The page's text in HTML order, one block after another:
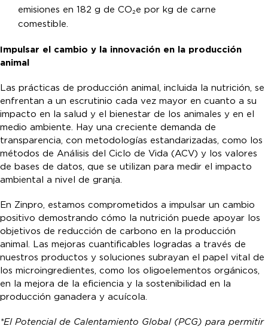
emisiones en 182 g de CO₂e por kg de carne
comestible.
Impulsar el cambio y la innovación en la producción
animal
Las prácticas de producción animal, incluida la nutrición, se
enfrentan a un escrutinio cada vez mayor en cuanto a su
impacto en la salud y el bienestar de los animales y en el
medio ambiente. Hay una creciente demanda de
transparencia, con metodologías estandarizadas, como los
métodos de Análisis del Ciclo de Vida (ACV) y los valores
de bases de datos, que se utilizan para medir el impacto
ambiental a nivel de granja.
En Zinpro, estamos comprometidos a impulsar un cambio
positivo demostrando cómo la nutrición puede apoyar los
objetivos de reducción de carbono en la producción
animal. Las mejoras cuantificables logradas a través de
nuestros productos y soluciones subrayan el papel vital de
los microingredientes, como los oligoelementos orgánicos,
en la mejora de la eficiencia y la sostenibilidad en la
producción ganadera y acuícola.
*El Potencial de Calentamiento Global (PCG) para permitir